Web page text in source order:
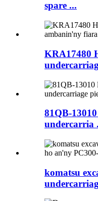
spare ...
KRA17480
81QB-
undercarria
komatsu